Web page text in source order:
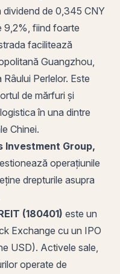
de 0,345 CNY
9,2%, fiind foarte
facilitează
Guangzhou,
Perlelor. Este
de mărfuri și
în una dintre
Chinei.
Investment Group,
operațiunile
drepturile asupra
(180401) este un
Exchange cu un IPO
USD). Activele sale,
operate de